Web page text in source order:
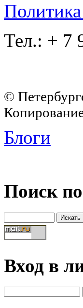
Тел.: + 7
©
Блоги
Поиск
Вход в